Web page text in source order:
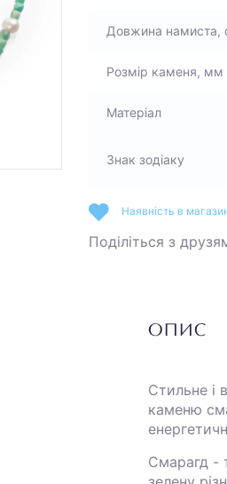
Довжина намиста,
Розмір каменя, мм
Матеріал
Знак зодіаку
Наявність в
Поділіться з
ОПИС
Стильне і
каменю
Смарагд -